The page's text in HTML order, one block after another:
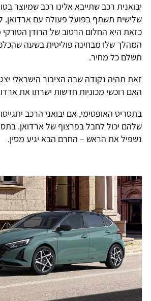
יבואנית רכב שתייבא אלינו רכב שמיוצר
שלישית תשתף בפועל פעולה עם
כזאת היא החלום הרטוב של הרודן הטורקי
המהלך שלו מבחינה פוליטית בשעה
תשלם כל מחיר.
זאת תהיה נקודה שבה הציבור הישראלי
האם רוכשי מכוניות חדשות ישרתו את
בתסריט האופטימי, אם יבואני הרכב
שלהם יכול לחבל בפרצוף של ארדואן.
נשפיל את הראש – החרם הבא יגיע מסין.